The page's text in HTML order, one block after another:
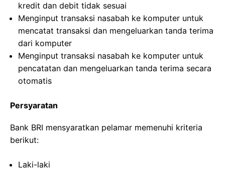
kredit dan debit tidak sesuai
Menginput transaksi nasabah ke komputer untuk
mencatat transaksi dan mengeluarkan tanda terima
dari komputer
Menginput transaksi nasabah ke komputer untuk
pencatatan dan mengeluarkan tanda terima secara
otomatis
Persyaratan
Bank BRI mensyaratkan pelamar memenuhi kriteria
berikut:
Laki-laki